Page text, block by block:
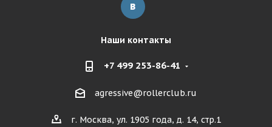
Наши контакты
+7 499 253-86-41
agressive@rollerclub.ru
г. Москва, ул. 1905 года, д. 14, стр.1